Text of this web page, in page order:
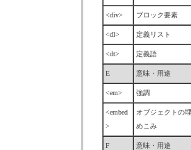
<div> ブロック要素
<dl> 定義リスト
<dt> 定義語
E 意味・用途
<em> 強調
<embed
>
オブジェクトの埋
めこみ
F 意味・用途